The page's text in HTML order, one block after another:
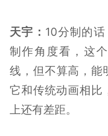
天宇： 10分制的
制作角度看，这
线，但不算高，能
它和传统动画相比
上还有差距。